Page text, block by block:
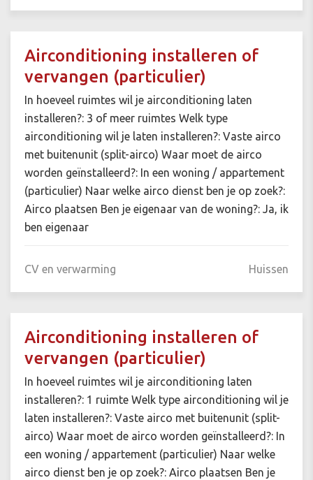
Airconditioning installeren of
vervangen (particulier)
In hoeveel ruimtes wil je airconditioning laten
installeren?: 3 of meer ruimtes Welk type
airconditioning wil je laten installeren?: Vaste airco
met buitenunit (split-airco) Waar moet de airco
worden geïnstalleerd?: In een woning / appartement
(particulier) Naar welke airco dienst ben je op zoek?:
Airco plaatsen Ben je eigenaar van de woning?: Ja, ik
ben eigenaar
CV en verwarming Huissen
Airconditioning installeren of
vervangen (particulier)
In hoeveel ruimtes wil je airconditioning laten
installeren?: 1 ruimte Welk type airconditioning wil je
laten installeren?: Vaste airco met buitenunit (split-
airco) Waar moet de airco worden geïnstalleerd?: In
een woning / appartement (particulier) Naar welke
airco dienst ben je op zoek?: Airco plaatsen Ben je